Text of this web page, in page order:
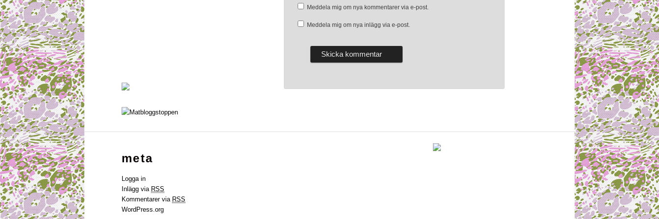
Meddela mig om nya kommentarer via e-post.
Meddela mig om nya inlägg via e-post.
meta
Logga in
Inlägg via RSS
Kommentarer via RSS
WordPress.org